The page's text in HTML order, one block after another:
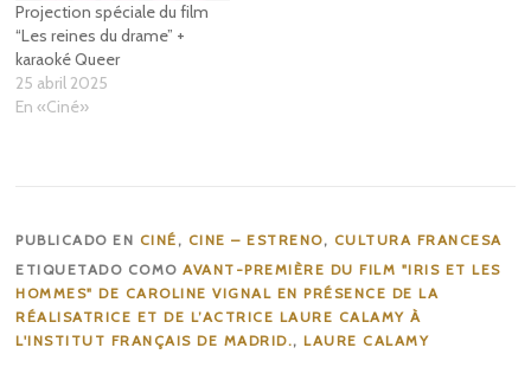
Projection spéciale du film
“Les reines du drame” +
karaoké Queer
25 abril 2025
En «Ciné»
PUBLICADO EN CINÉ , CINE – ESTRENO, CULTURA FRANCESA
ETIQUETADO COMOAVANT-PREMIÈRE DU FILM "IRIS ET LES
HOMMES" DE CAROLINE VIGNAL EN PRÉSENCE DE LA
RÉALISATRICE ET DE L’ACTRICE LAURE CALAMY À
L'INSTITUT FRANÇAIS DE MADRID.,LAURE CALAMY